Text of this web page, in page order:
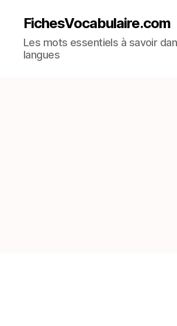
FichesVocabulaire.com
Les mots essentiels à savoir
langues